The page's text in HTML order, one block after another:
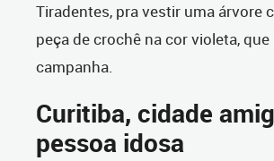
Tiradentes, pra vestir uma árvore
peça de crochê na cor violeta, que
campanha.
Curitiba, cidade
pessoa idosa